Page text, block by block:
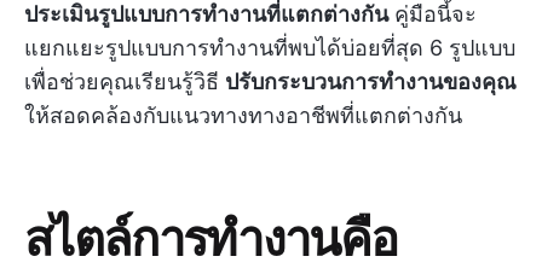
ประเมินรูปแบบการทำงานที่แตกต่างกันคู่มือนี้จะ
แยกแยะรูปแบบการทำงานที่พบได้บ่อยที่สุด 6 รูปแบบ
เพื่อช่วยคุณเรียนรู้วิธี ปรับกระบวนการทำงานของคุณ
ให้สอดคล้องกับแนวทางทางอาชีพที่แตกต่างกัน
สไตล์การทำงานคือ